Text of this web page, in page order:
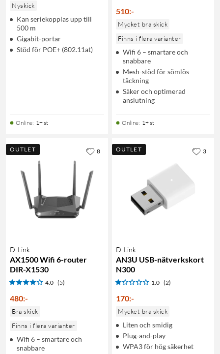
Nyskick
Kan seriekopplas upp till
500 m
Gigabit-portar
Stöd för POE+ (802.11at)
Online: 1+ st
510:-
Mycket bra skick
Finns i flera varianter
Wifi 6 – smartare och
snabbare
Mesh-stöd för sömlös
täckning
Säker och optimerad
anslutning
Online: 1+ st
OUTLET
D-Link
AX1500 Wifi 6-router
DIR-X1530
4.0 (5)
480:-
Bra skick
Finns i flera varianter
Wifi 6 – smartare och
snabbare
8 OUTLET
D-Link
AN3U USB-nätverkskort
N300
1.0 (2)
170:-
Mycket bra skick
Liten och smidig
Plug-and-play
WPA3 för hög säkerhet
3